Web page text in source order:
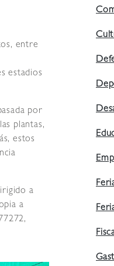
entre
estadios
por
plantas,
estos
a
a